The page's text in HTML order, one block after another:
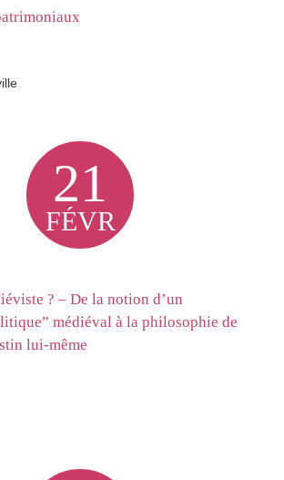
21
FÉVR
? – De la notion d’un
médiéval à la philosophie de
lui-même